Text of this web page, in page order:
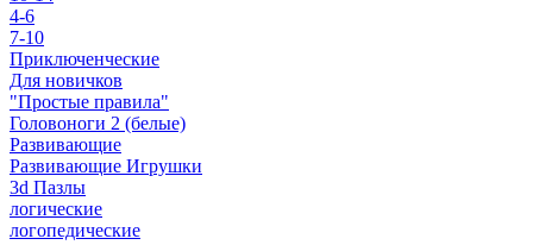
4-6
7-10
Приключенческие
Для новичков
"Простые правила"
Головоноги 2 (белые)
Развивающие
Развивающие Игрушки
3d Пазлы
логические
логопедические